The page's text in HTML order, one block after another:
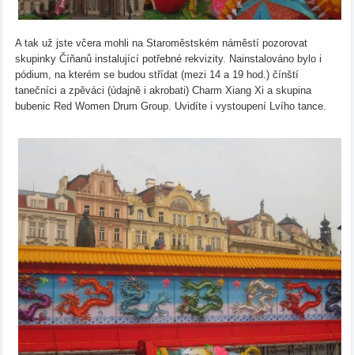
A tak už jste včera mohli na Staroměstském náměstí pozorovat
skupinky Číňanů instalující potřebné rekvizity. Nainstalováno bylo i
pódium, na kterém se budou střídat (mezi 14 a 19 hod.) čínští
tanečníci a zpěváci (údajně i akrobati) Charm Xiang Xi a skupina
bubenic Red Women Drum Group. Uvidíte i vystoupení Lvího tance.